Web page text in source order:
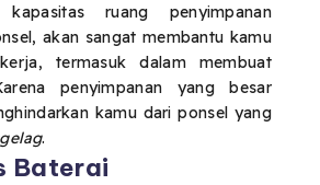
kapasitas ruang penyimpanan
akan sangat membantu kamu
termasuk dalam membuat
penyimpanan yang besar
kamu dari ponsel yang
.
Baterai